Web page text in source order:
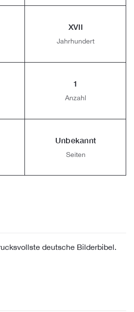
XVII
Jahrhundert
1
Anzahl
Unbekannt
Seiten
deutsche Bilderbibel.